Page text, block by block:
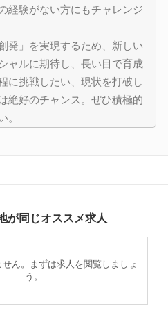
経験がない方にもチャレンジ
発」を実現するため、新しい
ャルに期待し、長い目で育成
に挑戦したい、現状を打破し
絶好のチャンス。ぜひ積極的
。
が同じオススメ求人
ん。まずは求人を閲覧しましょ
う。